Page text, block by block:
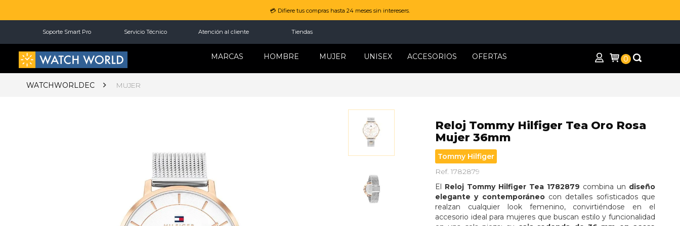
💳 Difiere tus compras hasta 24 meses sin interesers.
Soporte Smart Pro Servicio Técnico Atención al cliente Tiendas
MARCAS HOMBRE MUJER UNISEX ACCESORIOS OFERTAS 0
WATCHWORLDEC MUJER
Reloj Tommy Hilfiger Tea Oro Rosa
Mujer 36mm
Tommy Hilfiger
Ref. 1782879
El Reloj Tommy Hilfiger Tea 1782879 combina un diseño
elegante y contemporáneo con detalles sofisticados que
realzan cualquier look femenino, convirtiéndose en el
accesorio ideal para mujeres que buscan estilo y funcionalidad